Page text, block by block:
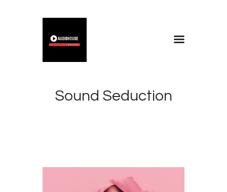
Sound Seduction
Home
About